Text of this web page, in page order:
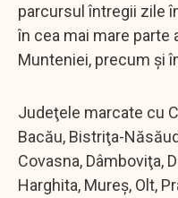
parcursul întregii zile
în cea mai mare parte
Munteniei, precum şi
Judeţele marcate cu
Bacău, Bistriţa-
Covasna, Dâmboviţa,
Harghita, Mureş, Olt,